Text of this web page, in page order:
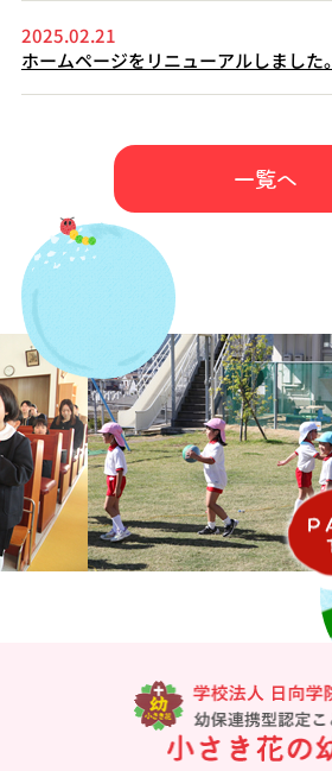
2025.02.21
ホームページをリニューアルしました。
一覧へ